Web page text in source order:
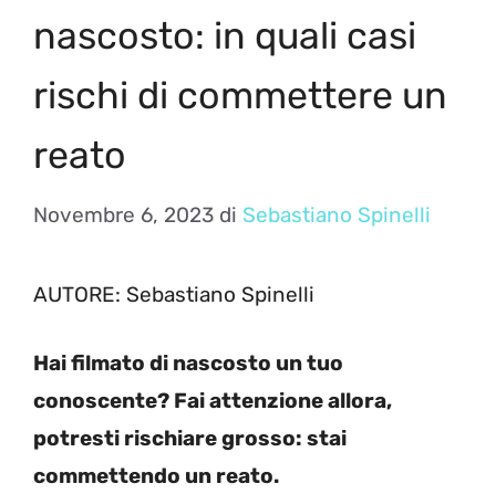
nascosto: in quali casi
rischi di commettere un
reato
Novembre 6, 2023 di Sebastiano Spinelli
AUTORE: Sebastiano Spinelli
Hai filmato di nascosto un tuo
conoscente? Fai attenzione allora,
potresti rischiare grosso: stai
commettendo un reato.